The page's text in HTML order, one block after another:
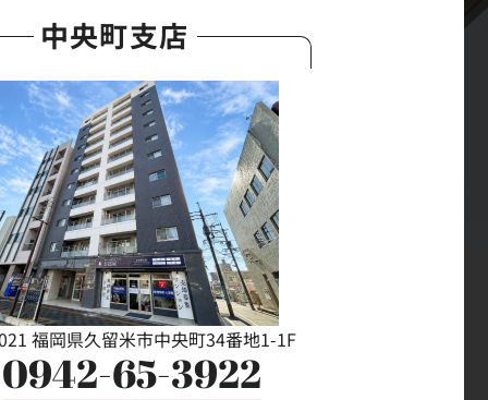
中央町支店
福岡県久留米市中央町34番地1-1F
0942-65-3922